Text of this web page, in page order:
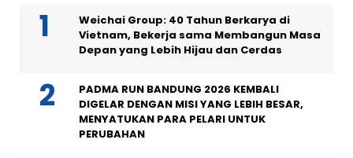
Weichai Group: 40 Tahun Berkarya di
Vietnam, Bekerja sama Membangun Masa
Depan yang Lebih Hijau dan Cerdas
PADMA RUN BANDUNG 2026 KEMBALI
DIGELAR DENGAN MISI YANG LEBIH BESAR,
MENYATUKAN PARA PELARI UNTUK
PERUBAHAN